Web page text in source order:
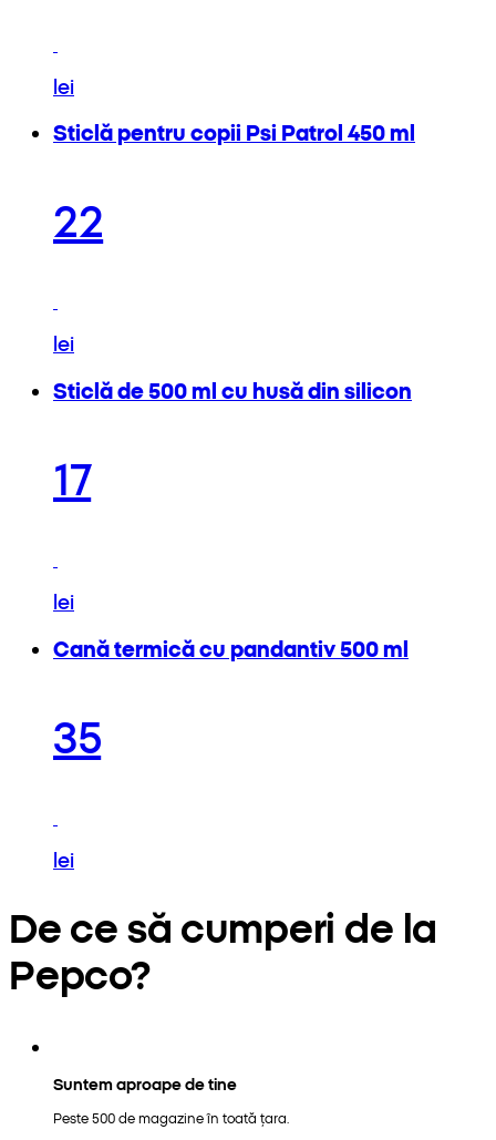
lei
Sticlă pentru copii Psi Patrol 450 ml
22
lei
Sticlă de 500 ml cu husă din silicon
17
lei
Cană termică cu pandantiv 500 ml
35
lei
De ce să cumperi de la
Pepco?
Suntem aproape de tine
Peste 500 de magazine în toată țara.